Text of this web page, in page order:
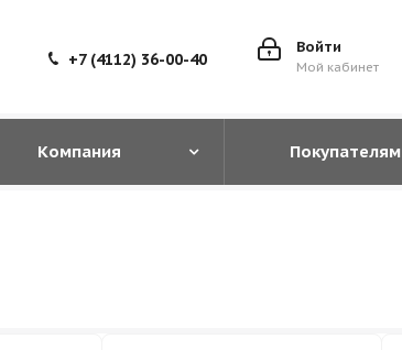
Войти
Мой кабинет
+7 (4112) 36-00-40
Компания Покупателям